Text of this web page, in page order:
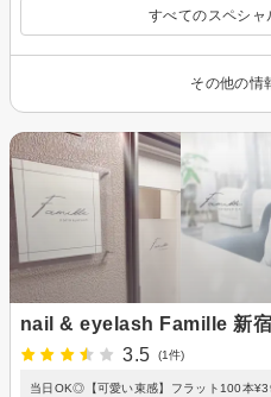
すべてのスペシャ
その他の情
nail & eyelash Famille 新
3.5
(1件)
当日OK◎【可愛い束感】フラット100本